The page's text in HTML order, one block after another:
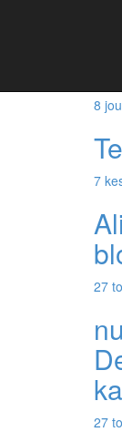
8
7
27
27